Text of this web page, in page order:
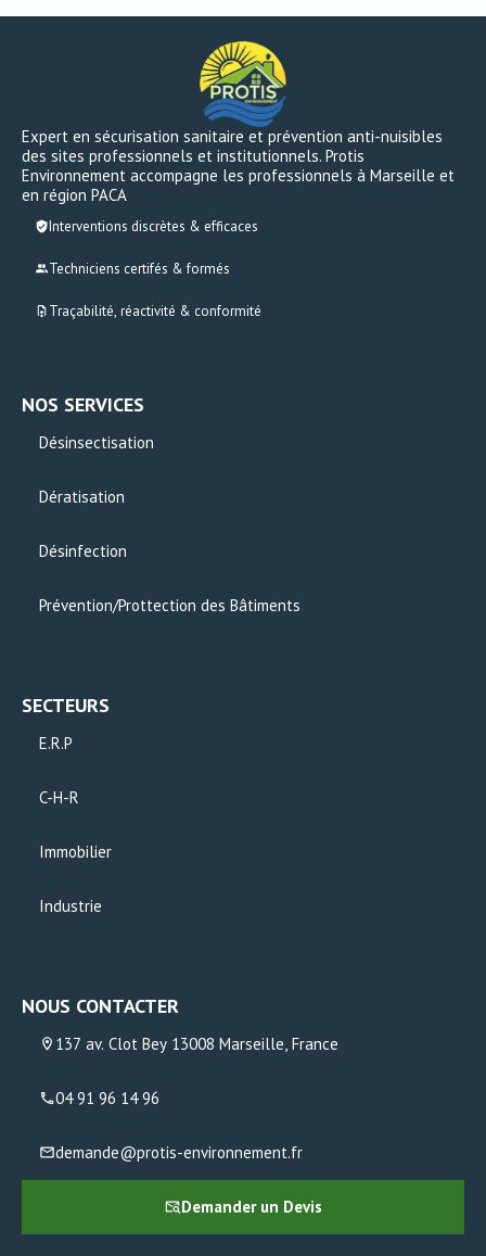
Expert en sécurisation sanitaire et prévention anti-nuisibles
des sites professionnels et institutionnels. Protis
Environnement accompagne les professionnels à Marseille et
en région PACA
Interventions discrètes & efficaces
Techniciens certifés & formés
Traçabilité, réactivité & conformité
NOS SERVICES
Désinsectisation
Dératisation
Désinfection
Prévention/Prottection des Bâtiments
SECTEURS
E.R.P
C-H-R
Immobilier
Industrie
NOUS CONTACTER
137 av. Clot Bey 13008 Marseille, France
04 91 96 14 96
demande@protis-environnement.fr
Demander un Devis